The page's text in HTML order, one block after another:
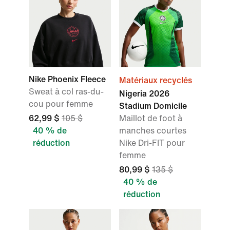
Nike Phoenix Fleece
Sweat à col ras-du-
cou pour femme
62,99 $ 105 $
40 % de
réduction
Matériaux recyclés
Nigeria 2026
Stadium Domicile
Maillot de foot à
manches courtes
Nike Dri-FIT pour
femme
80,99 $ 135 $
40 % de
réduction